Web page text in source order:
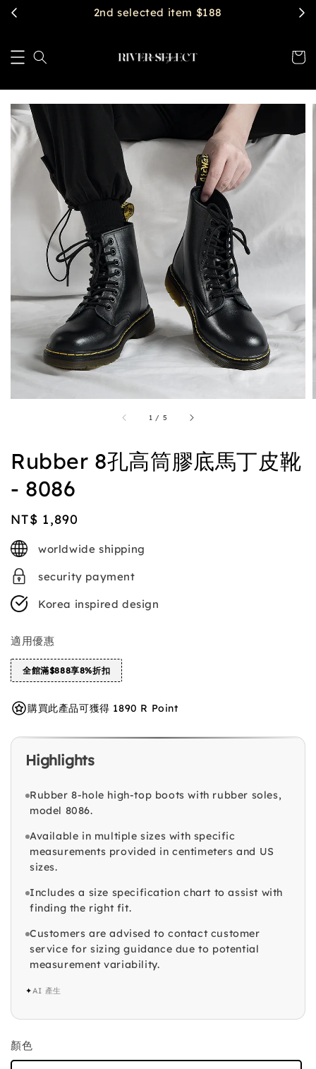
2nd selected item $188
1 / 5
Rubber 8孔高筒膠底馬丁皮靴
- 8086
Regular
price
NT$ 1,890
worldwide shipping
security payment
Korea inspired design
適用優惠
全館滿$888享8%折扣
購買此產品可獲得 1890 R Point
Highlights
Rubber 8-hole high-top boots with rubber soles,
model 8086.
Available in multiple sizes with specific
measurements provided in centimeters and US
sizes.
Includes a size specification chart to assist with
finding the right fit.
Customers are advised to contact customer
service for sizing guidance due to potential
measurement variability.
✦AI 產生
顏色